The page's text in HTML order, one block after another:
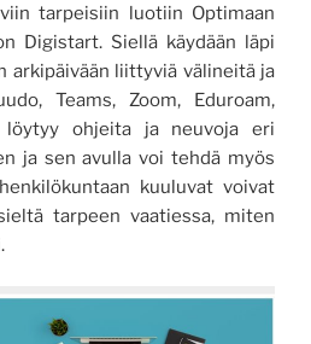
tarpeisiin luotiin Optimaan
Digistart. Siellä käydään läpi
arkipäivään liittyviä välineitä ja
Teams, Zoom, Eduroam,
löytyy ohjeita ja neuvoja eri
ja sen avulla voi tehdä myös
kuuluvat voivat
tarpeen vaatiessa, miten